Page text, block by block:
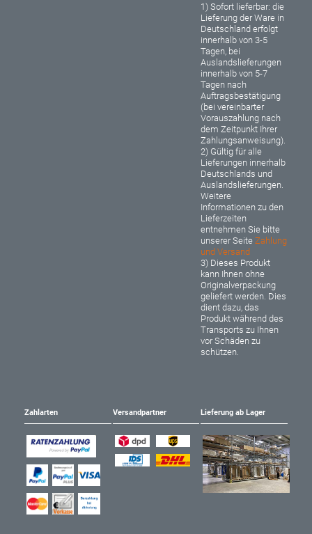
1) Sofort lieferbar: die
Lieferung der Ware in
Deutschland erfolgt
innerhalb von 3-5
Tagen, bei
Auslandslieferungen
innerhalb von 5-7
Tagen nach
Auftragsbestätigung
(bei vereinbarter
Vorauszahlung nach
dem Zeitpunkt Ihrer
Zahlungsanweisung).
2) Gültig für alle
Lieferungen innerhalb
Deutschlands und
Auslandslieferungen.
Weitere
Informationen zu den
Lieferzeiten
entnehmen Sie bitte
unserer SeiteZahlung
und Versand
3) Dieses Produkt
kann Ihnen ohne
Originalverpackung
geliefert werden. Dies
dient dazu, das
Produkt während des
Transports zu Ihnen
vor Schäden zu
schützen.
Zahlarten Versandpartner Lieferung ab Lager